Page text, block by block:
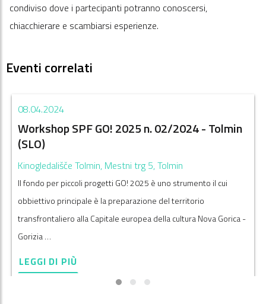
condiviso dove i partecipanti potranno conoscersi,
chiacchierare e scambiarsi esperienze.
Eventi correlati
08.04.2024
Workshop SPF GO! 2025 n. 02/2024 - Tolmin
(SLO)
Kinogledališče Tolmin, Mestni trg 5, Tolmin
Il fondo per piccoli progetti GO! 2025 è uno strumento il cui
obbiettivo principale è la preparazione del territorio
transfrontaliero alla Capitale europea della cultura Nova Gorica -
Gorizia …
LEGGI DI PIÙ